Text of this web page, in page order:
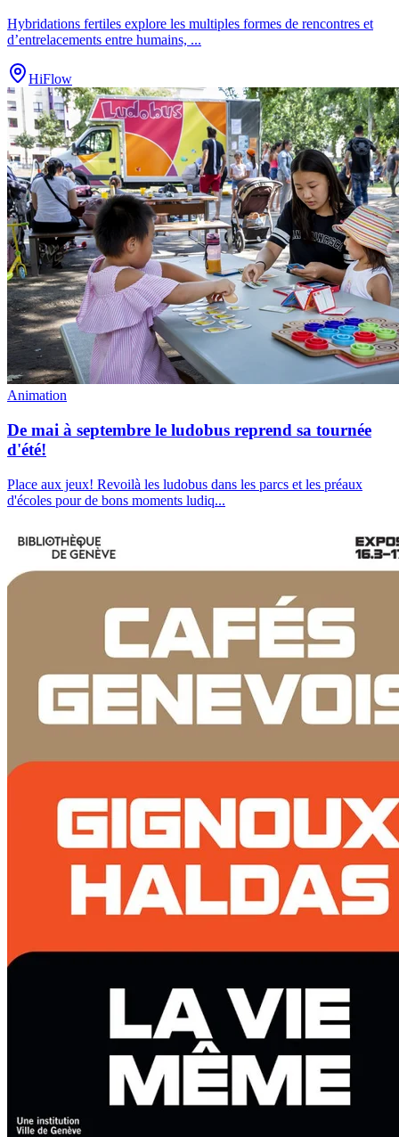
Hybridations fertiles explore les multiples formes de rencontres et
d’entrelacements entre humains, ...
HiFlow
Animation
De mai à septembre le ludobus reprend sa tournée
d'été!
Place aux jeux! Revoilà les ludobus dans les parcs et les préaux
d'écoles pour de bons moments ludiq...